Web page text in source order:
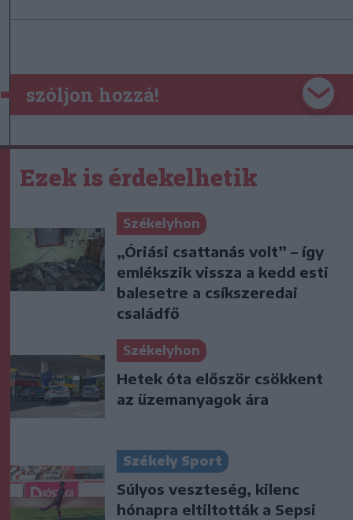
szóljon hozzá!
Ezek is érdekelhetik
Székelyhon
„Óriási csattanás volt” – így
emlékszik vissza a kedd esti
balesetre a csíkszeredai
családfő
Székelyhon
Hetek óta először csökkent
az üzemanyagok ára
Székely Sport
Súlyos veszteség, kilenc
hónapra eltiltották a Sepsi